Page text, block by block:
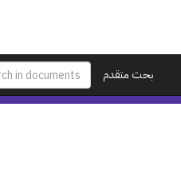
بحث متقدم